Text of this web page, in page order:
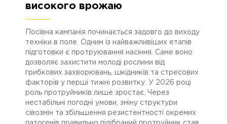
високого врожаю
Посівна кампанія починається задовго до виходу
техніки в поле. Одним із найважливіших етапів
підготовки є протруювання насіння. Саме воно
дозволяє захистити молоді рослини від
грибкових захворювань, шкідників та стресових
факторів у перші тижні розвитку. У 2026 році
роль протруйників лише зростає. Через
нестабільні погодні умови, зміну структури
сівозмін та збільшення резистентності окремих
патогенів правильно підібраний протруйник став